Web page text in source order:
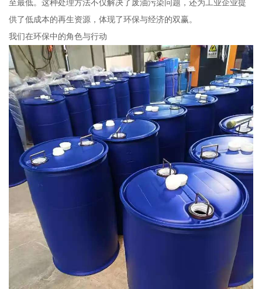
至最低。这种处理方法不仅解决了废油污染问题，还为工业企业提
供了低成本的再生资源，体现了环保与经济的双赢。
我们在环保中的角色与行动